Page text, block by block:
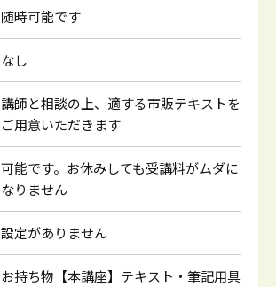
随時可能です
なし
講師と相談の上、適する市販テキストを
ご用意いただきます
可能です。お休みしても受講料がムダに
なりません
設定がありません
お持ち物【本講座】テキスト・筆記用具